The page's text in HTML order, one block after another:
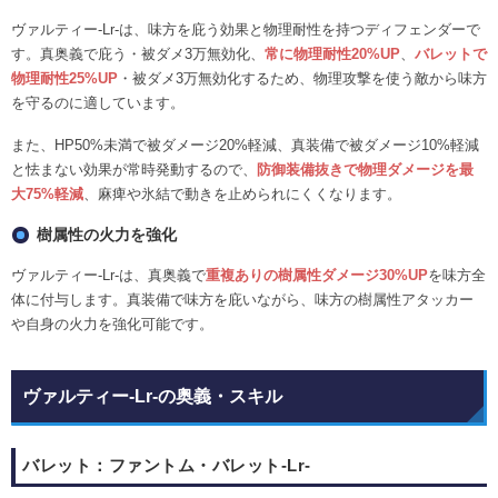
ヴァルティー-Lr-は、味方を庇う効果と物理耐性を持つディフェンダーで
す。真奥義で庇う・被ダメ3万無効化、 常に物理耐性20%UP、 バレットで
物理耐性25%UP ・被ダメ3万無効化するため、物理攻撃を使う敵から味方
を守るのに適しています。
また、HP50%未満で被ダメージ20%軽減、真装備で被ダメージ10%軽減
と怯まない効果が常時発動するので、
防御装備抜きで物理ダメージを最
大75%軽減 、麻痺や氷結で動きを止められにくくなります。
樹属性の火力を強化
ヴァルティー-Lr-は、真奥義で重複ありの樹属性ダメージ30%UPを味方全
体に付与します。真装備で味方を庇いながら、味方の樹属性アタッカー
や自身の火力を強化可能です。
ヴァルティー-Lr-の奥義・スキル
バレット：ファントム・バレット-Lr-